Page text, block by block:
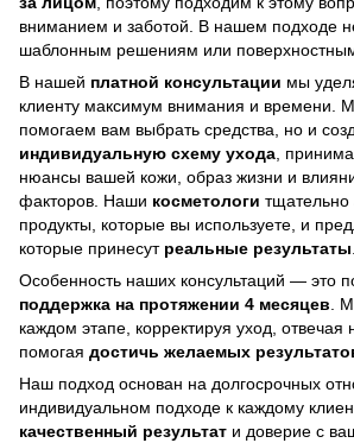
вниманием и заботой. В нашем подходе
шаблонным решениям или
В нашей платной консультации мы
клиенту максимум внимания и времени.
помогаем вам выбрать средства, но и
индивидуальную схему ухода,
нюансы вашей кожи, образ жизни и
факторов. Наши косметологи тщательно
продукты, которые вы используете, и
которые принесут реальные результаты.
Особенность наших консультаций — это
поддержка на протяжении 4 месяцев.
каждом этапе, корректируя уход,
помогая достичь желаемых
Наш подход основан на долгосрочных
индивидуальном подходе к каждому
качественный результат и доверие с